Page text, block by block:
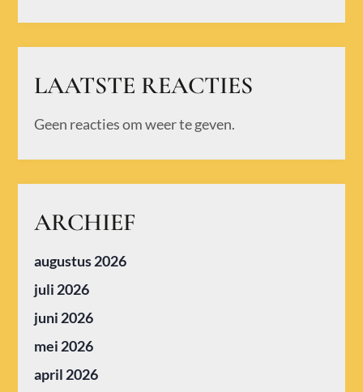
LAATSTE REACTIES
Geen reacties om weer te geven.
ARCHIEF
augustus 2026
juli 2026
juni 2026
mei 2026
april 2026